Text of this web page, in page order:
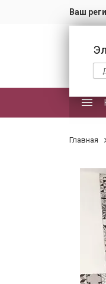
Ваш
Главная